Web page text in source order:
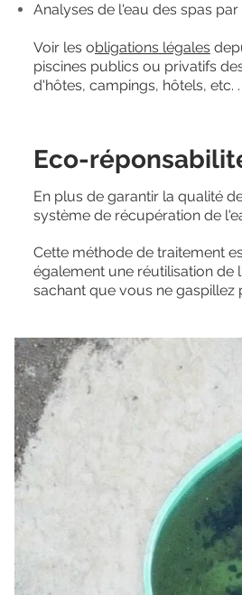
Analyses de l'eau des spas
Voir les obligations légales
piscines publics ou privatifs
d'hôtes, campings, hôtels, etc. .
Eco-
En plus de garantir la qualité
système de récupération de
Cette méthode de traitement
également une réutilisation de
sachant que vous ne